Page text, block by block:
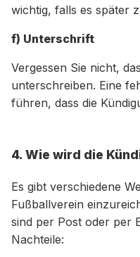
wichtig, falls es später
f) Unterschrift
Vergessen Sie nicht,
unterschreiben. Eine
führen, dass die
4. Wie wird die
Es gibt verschiedene
Fußballverein
sind per Post oder per
Nachteile: